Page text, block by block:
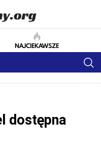
NAJCIEKAWSZE
dostępna